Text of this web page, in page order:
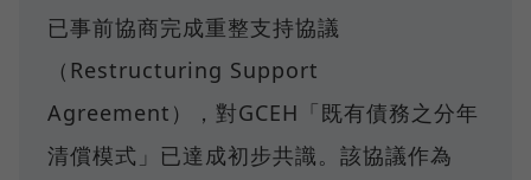
已事前協商完成重整支持協議
（Restructuring Support
Agreement），對GCEH「既有債務之分年
清償模式」已達成初步共識。該協議作為